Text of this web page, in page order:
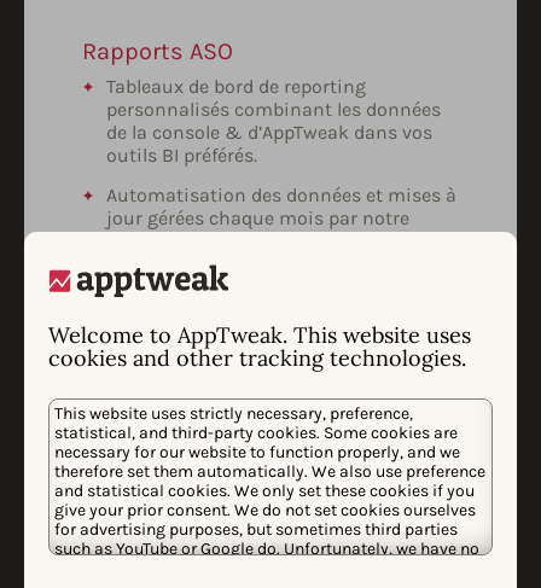
Welcome to AppTweak. This website uses
cookies and other tracking technologies.
This website uses strictly necessary, preference,
statistical, and third-party cookies. Some cookies are
necessary for our website to function properly, and we
therefore set them automatically. We also use preference
and statistical cookies. We only set these cookies if you
give your prior consent. We do not set cookies ourselves
for advertising purposes, but sometimes third parties
such as YouTube or Google do. Unfortunately, we have no
Rapports ASO
Tableaux de bord de reporting
personnalisés combinant les données
de la console & d’AppTweak dans vos
outils BI préférés.
Automatisation des données et mises à
jour gérées chaque mois par notre
Synthèse exécutive & prochaines
étapes concernant le ROI, les menaces,
les opportunités, etc.
Analyses personnalisées
Périmètre, méthodologie et outils définis
pour tout projet ASO avancé en fonction
de vos besoins & de votre budget.